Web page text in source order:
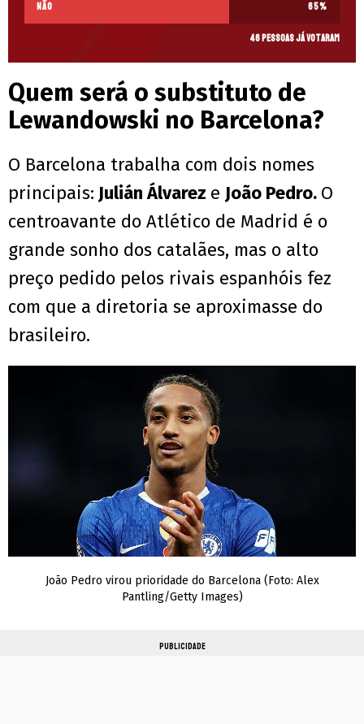
Não 65%
46 pessoas já votaram
Quem será o substituto de
Lewandowski no Barcelona?
O Barcelona trabalha com dois nomes
principais: Julián Álvarez e João Pedro. O
centroavante do Atlético de Madrid é o
grande sonho dos catalães, mas o alto
preço pedido pelos rivais espanhóis fez
com que a diretoria se aproximasse do
brasileiro.
João Pedro virou prioridade do Barcelona (Foto: Alex
Pantling/Getty Images)
PUBLICIDADE